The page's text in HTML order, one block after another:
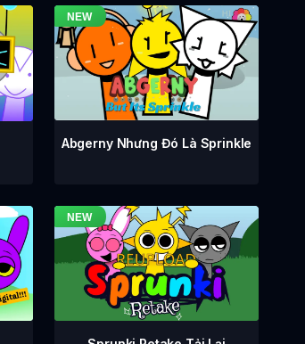
Abgerny Nhưng Đó Là Sprinkle